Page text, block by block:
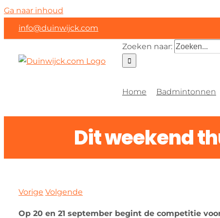
Ga naar inhoud
info@duinwijck.com
Zoeken naar:
Home Badmintonnen
Dit weekend
Vorige Volgende
Op 20 en 21 september begint de competitie